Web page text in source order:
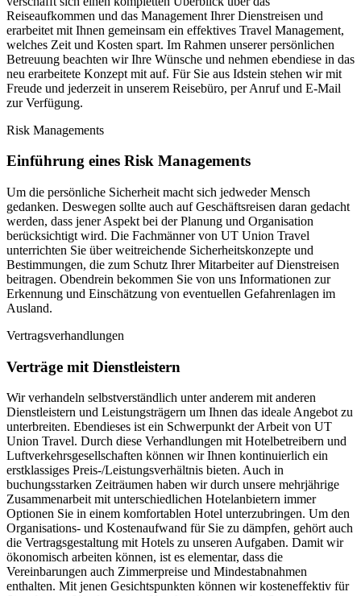
Reiseaufkommen und das Management Ihrer Dienstreisen und
erarbeitet mit Ihnen gemeinsam ein effektives Travel Management,
welches Zeit und Kosten spart. Im Rahmen unserer persönlichen
Betreuung beachten wir Ihre Wünsche und nehmen ebendiese in das
neu erarbeitete Konzept mit auf. Für Sie aus Idstein stehen wir mit
Freude und jederzeit in unserem Reisebüro, per Anruf und E-Mail
zur Verfügung.
Risk Managements
Einführung eines Risk Managements
Um die persönliche Sicherheit macht sich jedweder Mensch
gedanken. Deswegen sollte auch auf Geschäftsreisen daran gedacht
werden, dass jener Aspekt bei der Planung und Organisation
berücksichtigt wird. Die Fachmänner von UT Union Travel
unterrichten Sie über weitreichende Sicherheitskonzepte und
Bestimmungen, die zum Schutz Ihrer Mitarbeiter auf Dienstreisen
beitragen. Obendrein bekommen Sie von uns Informationen zur
Erkennung und Einschätzung von eventuellen Gefahrenlagen im
Ausland.
Vertragsverhandlungen
Verträge mit Dienstleistern
Wir verhandeln selbstverständlich unter anderem mit anderen
Dienstleistern und Leistungsträgern um Ihnen das ideale Angebot zu
unterbreiten. Ebendieses ist ein Schwerpunkt der Arbeit von UT
Union Travel. Durch diese Verhandlungen mit Hotelbetreibern und
Luftverkehrsgesellschaften können wir Ihnen kontinuierlich ein
erstklassiges Preis-/Leistungsverhältnis bieten. Auch in
buchungsstarken Zeiträumen haben wir durch unsere mehrjährige
Zusammenarbeit mit unterschiedlichen Hotelanbietern immer
Optionen Sie in einem komfortablen Hotel unterzubringen. Um den
Organisations- und Kostenaufwand für Sie zu dämpfen, gehört auch
die Vertragsgestaltung mit Hotels zu unseren Aufgaben. Damit wir
ökonomisch arbeiten können, ist es elementar, dass die
Vereinbarungen auch Zimmerpreise und Mindestabnahmen
enthalten. Mit jenen Gesichtspunkten können wir kosteneffektiv für